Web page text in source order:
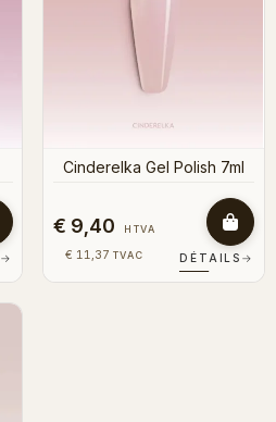
→
Cinderelka Gel Polish 7ml
€ 9,40 HTVA
€ 11,37 TVAC DÉTAILS →